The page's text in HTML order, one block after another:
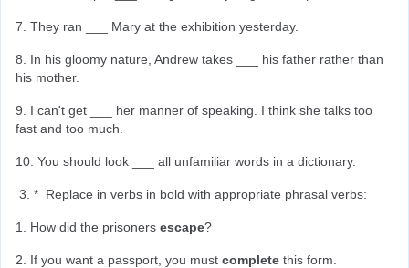
7. They ran ___ Mary at the exhibition yesterday.
8. In his gloomy nature, Andrew takes ___ his father rather than
his mother.
9. I can't get ___ her manner of speaking. I think she talks too
fast and too much.
10. You should look ___ all unfamiliar words in a dictionary.
*  Replace in verbs in bold with appropriate phrasal verbs:
1. How did the prisoners escape?
2. If you want a passport, you must complete this form.